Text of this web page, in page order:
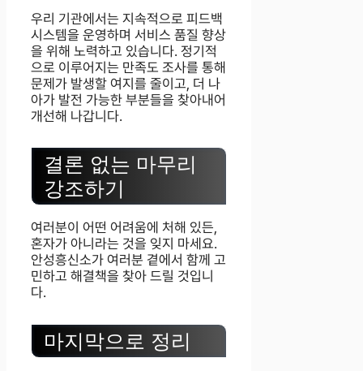
우리 기관에서는 지속적으로 피드백
시스템을 운영하며 서비스 품질 향상
을 위해 노력하고 있습니다. 정기적
으로 이루어지는 만족도 조사를 통해
문제가 발생할 여지를 줄이고, 더 나
아가 발전 가능한 부분들을 찾아내어
개선해 나갑니다.
결론 없는 마무리
강조하기
여러분이 어떤 어려움에 처해 있든,
혼자가 아니라는 것을 잊지 마세요.
안성흥신소가 여러분 곁에서 함께 고
민하고 해결책을 찾아 드릴 것입니
다.
마지막으로 정리